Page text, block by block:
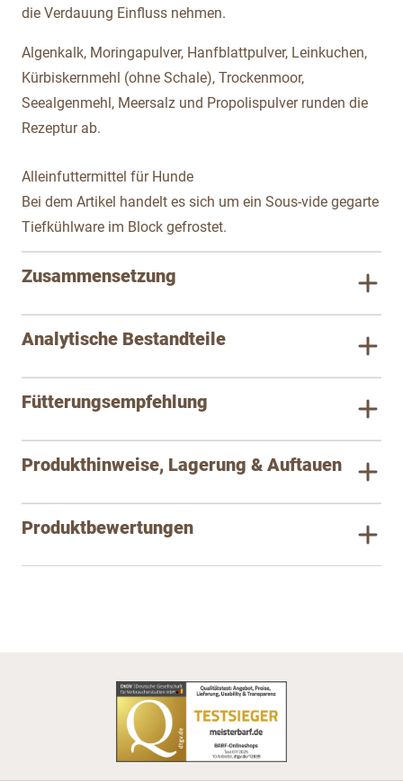
die Verdauung Einfluss nehmen.
Algenkalk, Moringapulver, Hanfblattpulver, Leinkuchen,
Kürbiskernmehl (ohne Schale), Trockenmoor,
Seealgenmehl, Meersalz und Propolispulver runden die
Rezeptur ab.
Alleinfuttermittel für Hunde
Bei dem Artikel handelt es sich um ein Sous-vide gegarte
Tiefkühlware im Block gefrostet.
Zusammensetzung
Analytische Bestandteile
Fütterungsempfehlung
Produkthinweise, Lagerung & Auftauen
Produktbewertungen